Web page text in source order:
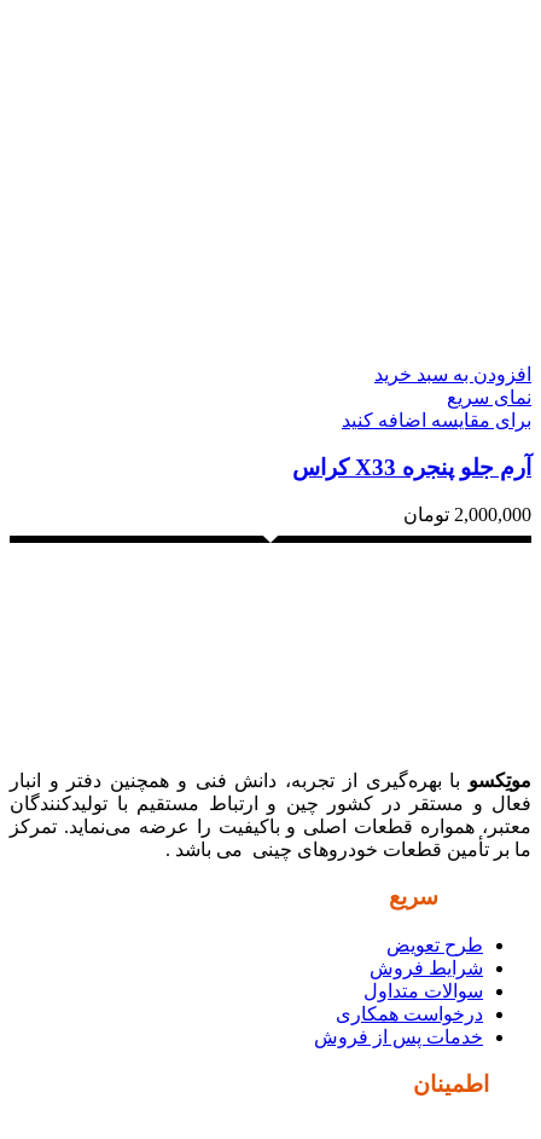
افزودن به سبد خرید
نمای سریع
برای مقایسه اضافه کنید
آرم جلو پنجره X33 کراس
2,000,000 تومان
موتِکسو با بهره‌گیری از تجربه، دانش فنی و همچنین دفتر و انبار
فعال و مستقر در کشور چین و ارتباط مستقیم با تولیدکنندگان
معتبر، همواره قطعات اصلی و باکیفیت را عرضه می‌نماید. تمرکز
ما بر تأمین قطعات خودروهای چینی می باشد .
سریع
طرح تعویض
شرایط فروش
سوالات متداول
درخواست همکاری
خدمات پس از فروش
اطمینان